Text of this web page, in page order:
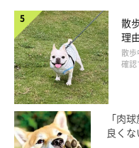
どんな状況下でも、愛犬が
よう、普段からしっかり散
理
な
散
確
「肉
良く